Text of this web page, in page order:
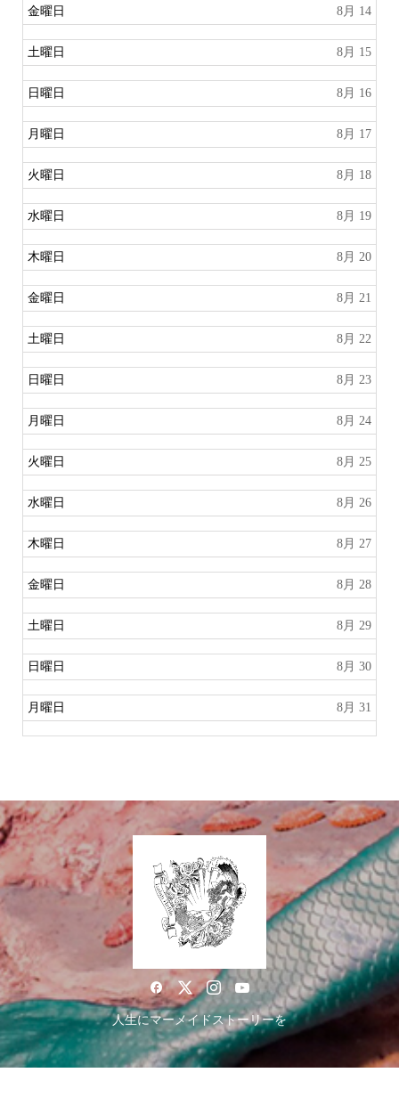
金曜日 8月 14
土曜日 8月 15
日曜日 8月 16
月曜日 8月 17
火曜日 8月 18
水曜日 8月 19
木曜日 8月 20
金曜日 8月 21
土曜日 8月 22
日曜日 8月 23
月曜日 8月 24
火曜日 8月 25
水曜日 8月 26
木曜日 8月 27
金曜日 8月 28
土曜日 8月 29
日曜日 8月 30
月曜日 8月 31
人生にマーメイドストーリーを